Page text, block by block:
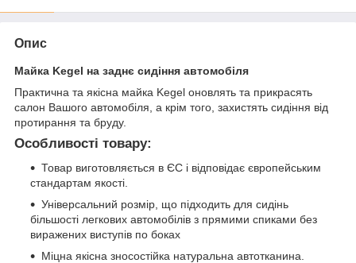
Опис
Майка Kegel на заднє сидіння автомобіля
Практична та якісна майка Kegel оновлять та прикрасять
салон Вашого автомобіля, а крім того, захистять сидіння від
протирання та бруду.
Особливості товару:
Товар виготовляється в ЄС і відповідає європейським
стандартам якості.
Універсальний розмір, що підходить для сидінь
більшості легкових автомобілів з прямими спиками без
виражених виступів по боках
Міцна якісна зносостійка натуральна автотканина.